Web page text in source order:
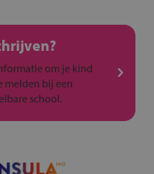
om je kind
melden bij een
school.